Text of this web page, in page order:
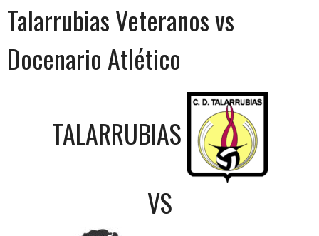
Talarrubias Veteranos vs
Docenario Atlético
TALARRUBIAS
VS